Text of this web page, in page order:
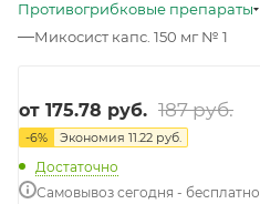
Противогрибковые препараты
—Микосист капс. 150 мг № 1
от 175.78 руб. 187 руб.
-6% Экономия 11.22 руб.
Достаточно
Самовывоз сегодня - бесплатно